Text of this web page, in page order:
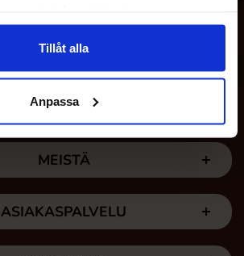
Tillåt alla
Anpassa
MEISTÄ
ASIAKASPALVELU